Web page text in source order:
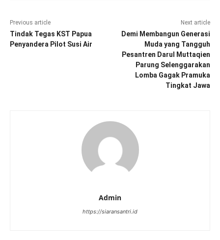
Previous article
Tindak Tegas KST Papua
Penyandera Pilot Susi Air
Next article
Demi Membangun Generasi
Muda yang Tangguh
Pesantren Darul Muttaqien
Parung Selenggarakan
Lomba Gagak Pramuka
Tingkat Jawa
Admin
https://siaransantri.id